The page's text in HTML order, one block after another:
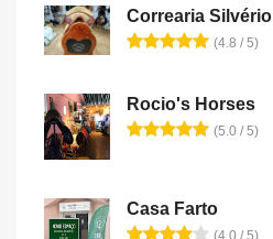
Correaria Silvério
(4.8 / 5)
Rocio's Horses
(5.0 / 5)
Casa Farto
(4.0 / 5)